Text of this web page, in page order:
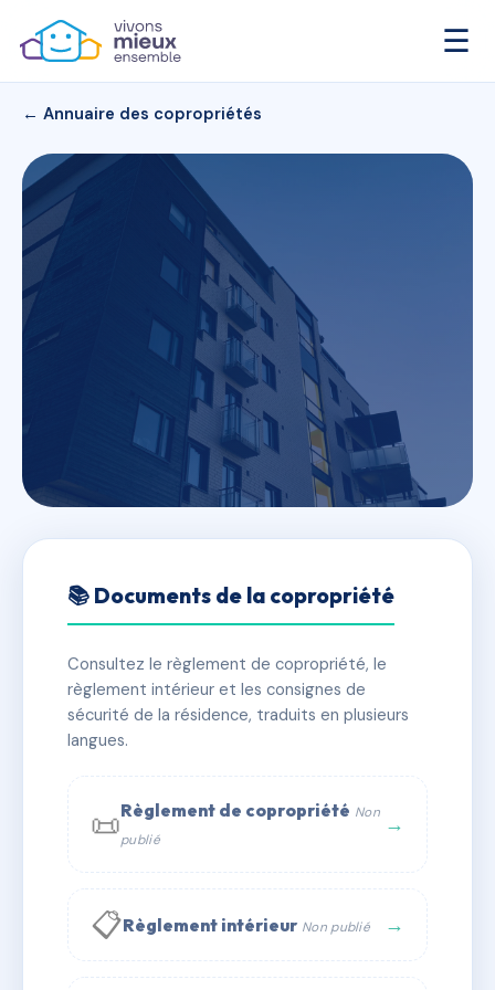
☰
← Annuaire des copropriétés
70 RUE MERIDIENNE
✓ Immatriculée 🏠 17 lots 🏗 1 bâtiment(s)
📞 Contacter Syndic Digital
📚 Documents de la copropriété
Consultez le règlement de copropriété, le
règlement intérieur et les consignes de
sécurité de la résidence, traduits en plusieurs
langues.
📜Règlement de copropriété Non
publié
→
📋Règlement intérieur Non publié →